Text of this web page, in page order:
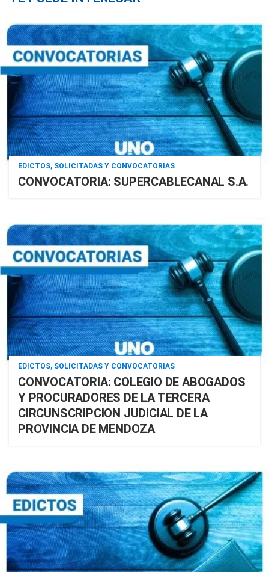
EDICTOS, SOLICITADAS Y CONVOCATORIAS
CONVOCATORIA: SUPERCABLECANAL S.A.
EDICTOS, SOLICITADAS Y CONVOCATORIAS
CONVOCATORIA: COLEGIO DE ABOGADOS
Y PROCURADORES DE LA TERCERA
CIRCUNSCRIPCION JUDICIAL DE LA
PROVINCIA DE MENDOZA